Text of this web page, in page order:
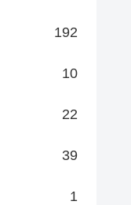
192
10
22
39
1